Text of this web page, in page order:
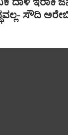
ಸೌದಿ